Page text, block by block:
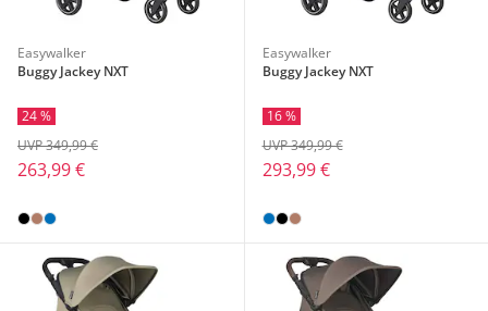
Easywalker
Buggy Jackey NXT
24 %
263,99 €
UVP 349,99 €
Easywalker
Buggy Jackey NXT
16 %
293,99 €
UVP 349,99 €